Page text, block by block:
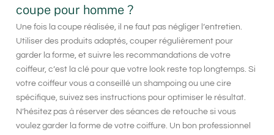
coupe pour homme ?
Une fois la coupe réalisée, il ne faut pas négliger l’entretien.
Utiliser des produits adaptés, couper régulièrement pour
garder la forme, et suivre les recommandations de votre
coiffeur, c’est la clé pour que votre look reste top longtemps. Si
votre coiffeur vous a conseillé un shampoing ou une cire
spécifique, suivez ses instructions pour optimiser le résultat.
N’hésitez pas à réserver des séances de retouche si vous
voulez garder la forme de votre coiffure. Un bon professionnel